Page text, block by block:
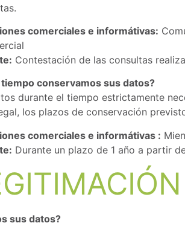
comerciales e informátivas:
Contestación de las consultas
conservamos sus datos?
durante el tiempo estrictamente
los plazos de conservación
comerciales e informátivas :
Durante un plazo de 1 año a partir
sus datos?